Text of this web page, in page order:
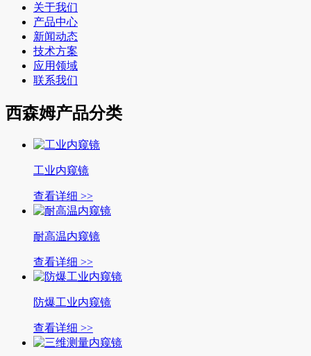
关于我们
产品中心
新闻动态
技术方案
应用领域
联系我们
西森姆产品分类
工业内窥镜
查看详细 >>
耐高温内窥镜
查看详细 >>
防爆工业内窥镜
查看详细 >>